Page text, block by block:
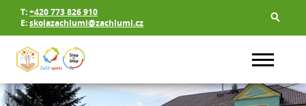
T:+420 773 826 910
E:skolazachlumi@zachlumi.cz